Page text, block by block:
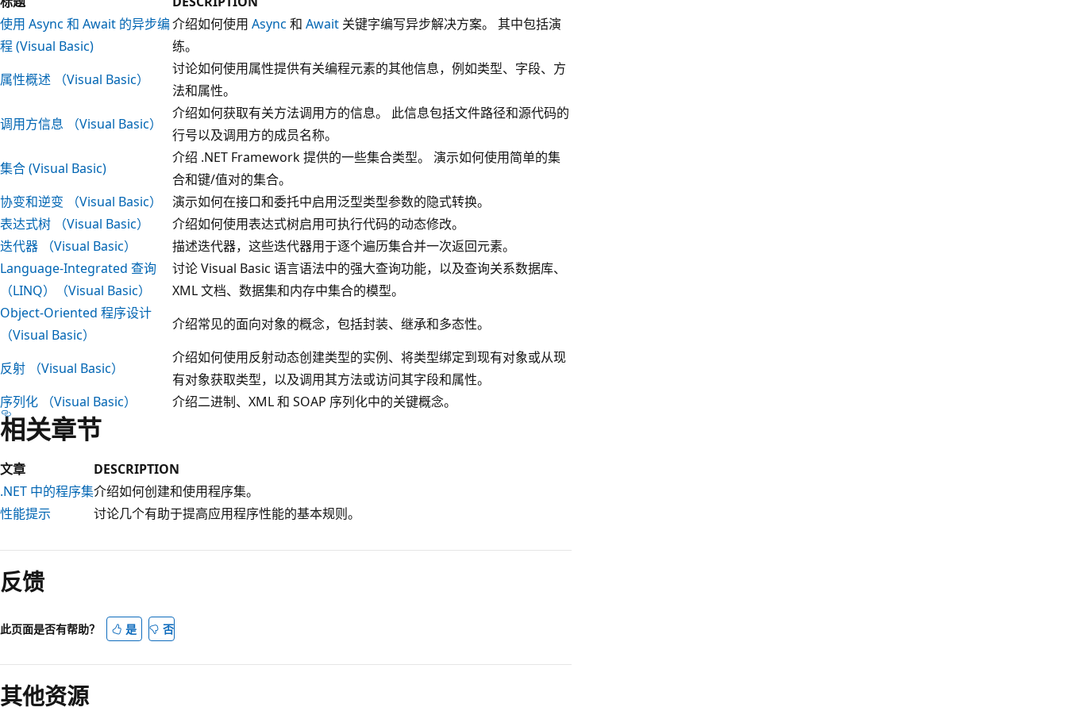
使用 Async 和 Await 的异步编
程 (Visual Basic)
介绍如何使用 Async 和 Await 关键字编写异步解决方案。 其中包括演
练。
属性概述 （Visual Basic）
讨论如何使用属性提供有关编程元素的其他信息，例如类型、字段、方
法和属性。
调用方信息 （Visual Basic）
介绍如何获取有关方法调用方的信息。 此信息包括文件路径和源代码的
行号以及调用方的成员名称。
集合 (Visual Basic)
介绍 .NET Framework 提供的一些集合类型。 演示如何使用简单的集
合和键/值对的集合。
协变和逆变 （Visual Basic）
演示如何在接口和委托中启用泛型类型参数的隐式转换。
表达式树 （Visual Basic）
介绍如何使用表达式树启用可执行代码的动态修改。
迭代器 （Visual Basic）
描述迭代器，这些迭代器用于逐个遍历集合并一次返回元素。
Language-Integrated 查询
（LINQ）（Visual Basic）
讨论 Visual Basic 语言语法中的强大查询功能，以及查询关系数据库、
XML 文档、数据集和内存中集合的模型。
Object-Oriented 程序设计
（Visual Basic）
介绍常见的面向对象的概念，包括封装、继承和多态性。
反射 （Visual Basic）
介绍如何使用反射动态创建类型的实例、将类型绑定到现有对象或从现
有对象获取类型，以及调用其方法或访问其字段和属性。
序列化 （Visual Basic）
介绍二进制、XML 和 SOAP 序列化中的关键概念。
相关章节
文章
DESCRIPTION
.NET 中的程序集介绍如何创建和使用程序集。
性能提示
讨论几个有助于提高应用程序性能的基本规则。
读
模
已
用
反馈
此页面是否有帮助？ 是 否
其他资源